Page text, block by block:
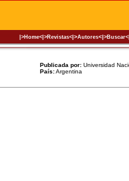
|>Home<|>Revistas<|>Autores<|>Buscar<
Publicada por: Universidad
País:Argentina